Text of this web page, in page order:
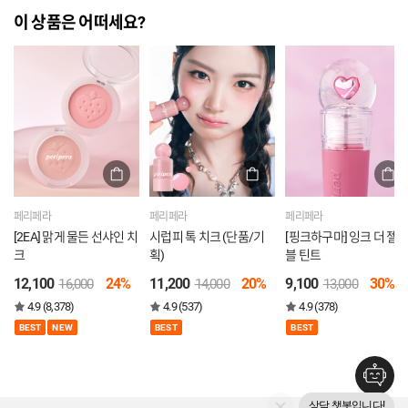
이 상품은 어떠세요?
페리페라
[2EA] 맑게 물든 선샤인 치
크
12,100 16,000 24%
4.9 (8,378)
BEST NEW
페리페라
시럽피 톡 치크 (단품/기
획)
11,200 14,000 20%
4.9 (537)
BEST
페리페라
[핑크하구마] 잉크 더 젤러
블 틴트
9,100 13,000 30%
4.9 (378)
BEST
상담 챗봇입니다!